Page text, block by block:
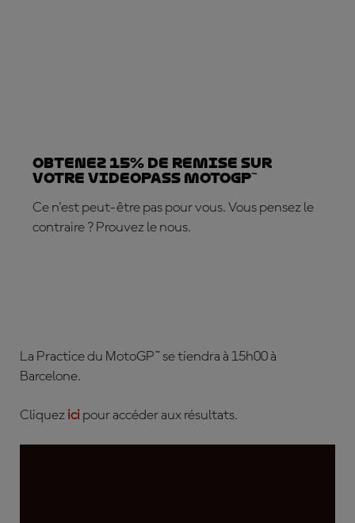
Obtenez 15% de REMISE sur
votre VideoPass MotoGP™
Ce n'est peut-être pas pour vous. Vous pensez le
contraire ? Prouvez le nous.
La Practice du MotoGP™ se tiendra à 15h00 à
Barcelone.
Cliquez ici pour accéder aux résultats.